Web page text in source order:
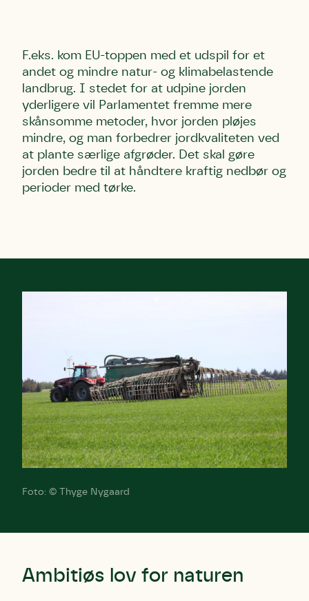
F.eks. kom EU-toppen med et udspil for et
andet og mindre natur- og klimabelastende
landbrug. I stedet for at udpine jorden
yderligere vil Parlamentet fremme mere
skånsomme metoder, hvor jorden pløjes
mindre, og man forbedrer jordkvaliteten ved
at plante særlige afgrøder. Det skal gøre
jorden bedre til at håndtere kraftig nedbør og
perioder med tørke.
Foto: © Thyge Nygaard
Ambitiøs lov for naturen